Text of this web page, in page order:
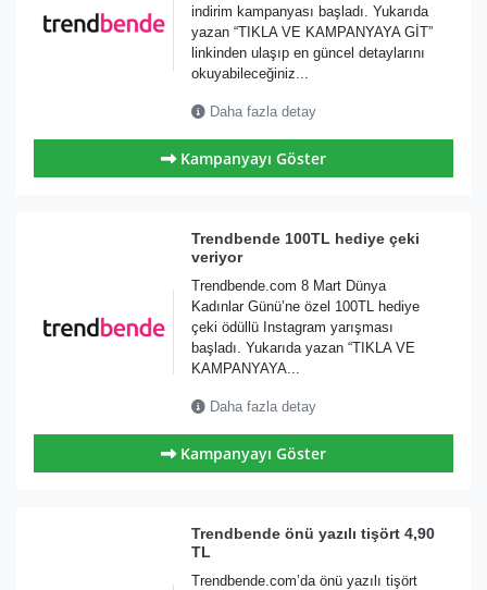
indirim kampanyası başladı. Yukarıda
yazan “TIKLA VE KAMPANYAYA GİT”
linkinden ulaşıp en güncel detaylarını
okuyabileceğiniz...
Daha fazla detay
Kampanyayı Göster
Trendbende 100TL hediye çeki
veriyor
Trendbende.com 8 Mart Dünya
Kadınlar Günü’ne özel 100TL hediye
çeki ödüllü Instagram yarışması
başladı. Yukarıda yazan “TIKLA VE
KAMPANYAYA...
Daha fazla detay
Kampanyayı Göster
Trendbende önü yazılı tişört 4,90
TL
Trendbende.com’da önü yazılı tişört